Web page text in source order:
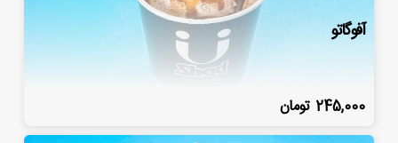
آفوگاتو
245,000 تومان